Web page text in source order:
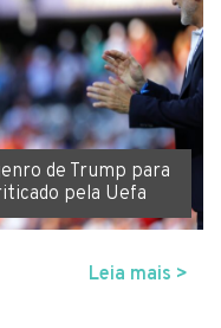
de Trump para
pela Uefa
Leia mais >